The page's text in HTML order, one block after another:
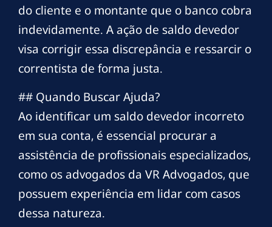
do cliente e o montante que o banco cobra
indevidamente. A ação de saldo devedor
visa corrigir essa discrepância e ressarcir o
correntista de forma justa.
## Quando Buscar Ajuda?
Ao identificar um saldo devedor incorreto
em sua conta, é essencial procurar a
assistência de profissionais especializados,
como os advogados da VR Advogados, que
possuem experiência em lidar com casos
dessa natureza.